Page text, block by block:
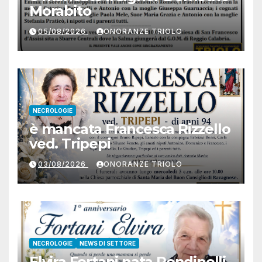
Morabito
05/08/2026 ONORANZE TRIOLO
NECROLOGIE
è mancata Francesca Rizzello
ved. Tripepi
03/08/2026 ONORANZE TRIOLO
NECROLOGIE NEWS DI SETTORE